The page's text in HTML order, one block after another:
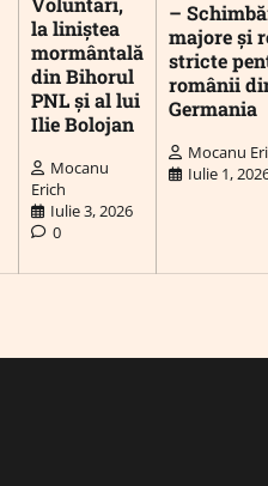
la liniștea
mormântală
din Bihorul
PNL și al lui
Ilie Bolojan
Mocanu
Erich
Iulie 3, 2026
0
–
majore și
stricte
românii
Germania
Mocanu
Iulie 1,